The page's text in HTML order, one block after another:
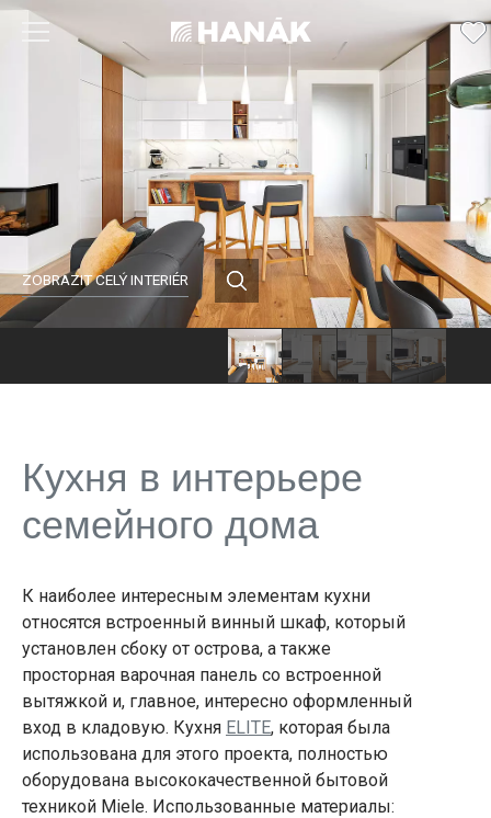
ZOBRAZIT CELÝ INTERIÉR
Кухня в интерьере
семейного дома
К наиболее интересным элементам кухни
относятся встроенный винный шкаф, который
установлен сбоку от острова, а также
просторная варочная панель со встроенной
вытяжкой и, главное, интересно оформленный
вход в кладовую. Кухня ELITE, которая была
использована для этого проекта, полностью
оборудована высококачественной бытовой
техникой Miele. Использованные материалы: